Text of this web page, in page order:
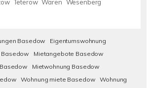
Teterow Waren Wesenberg
Basedow
Eigentumswohnung
Basedow
Mietangebote Basedow
Mietwohnung Basedow
Wohnung miete Basedow
Wohnung